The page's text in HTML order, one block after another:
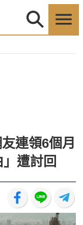
連領6個月
遭討回